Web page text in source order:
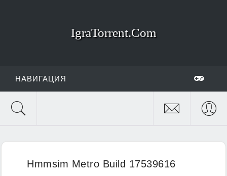
IgraTorrent.Com
НАВИГАЦИЯ
Hmmsim Metro Build 17539616